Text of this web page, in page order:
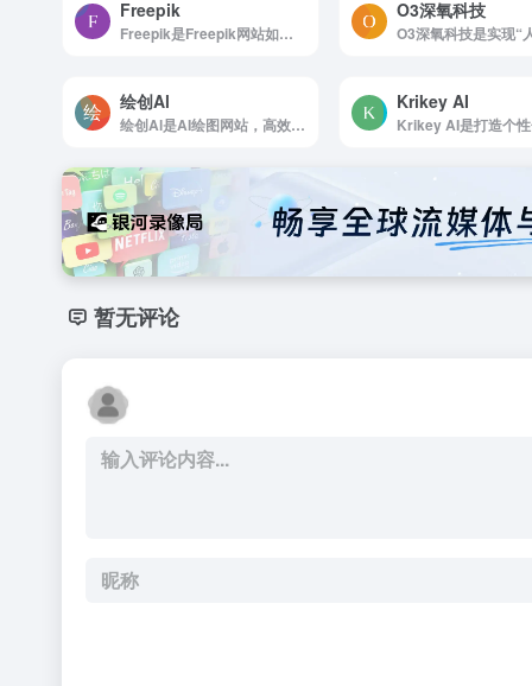
Freepik
Freepik是Freepik网站如何使用 浏览...
O3深氧科技
绘创Al
绘创Al是AI绘图网站，高效，快速创建出你所描述信息相关的图片
Krikey AI
暂无评论